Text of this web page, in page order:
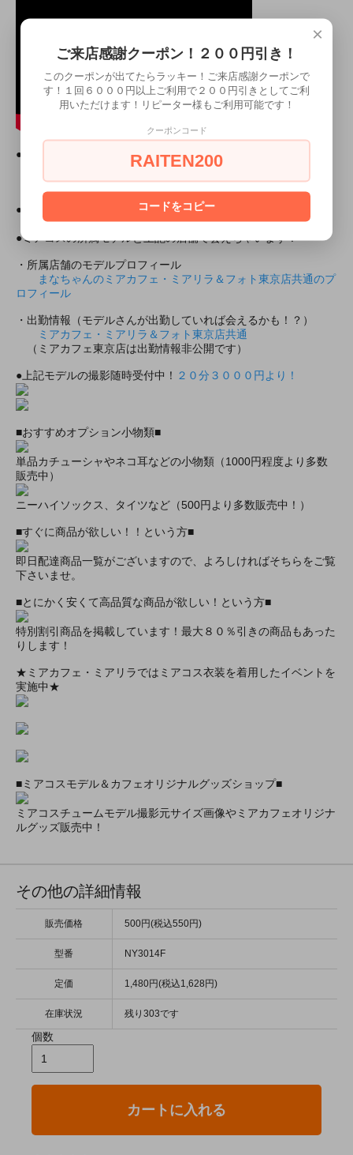
●モデル身長● まな/152cm（Ｍサイズ着用）
まなちゃんがモデルのその他の商品
・モデル所属
●所属
ミアカフェ東京店
ミアリラ＆フォト東京店
●ミアコスの所属モデルと上記の店舗で会えちゃいます！
・所属店舗のモデルプロフィール
まなちゃんのミアカフェ・ミアリラ＆フォト東京店共通のプ
ロフィール
・出勤情報（モデルさんが出勤していれば会えるかも！？）
ミアカフェ・ミアリラ＆フォト東京店共通
（ミアカフェ東京店は出勤情報非公開です）
●上記モデルの撮影随時受付中！ ２０分３０００円より！
■おすすめオプション小物類■
単品カチューシャやネコ耳などの小物類（1000円程度より多数
販売中）
ニーハイソックス、タイツなど（500円より多数販売中！）
■すぐに商品が欲しい！！という方■
即日配達商品一覧がございますので、よろしければそちらをご覧
下さいませ。
■とにかく安くて高品質な商品が欲しい！という方■
特別割引商品を掲載しています！最大８０％引きの商品もあった
りします！
★ミアカフェ・ミアリラではミアコス衣装を着用したイベントを
実施中★
■ミアコスモデル＆カフェオリジナルグッズショップ■
ミアコスチュームモデル撮影元サイズ画像やミアカフェオリジナ
ルグッズ販売中！
その他の詳細情報
販売価格 500円(税込550円)
型番 NY3014F
定価 1,480円(税込1,628円)
在庫状況 残り303です
個数
カートに入れる
×
ご来店感謝クーポン！２００円引き！
このクーポンが出てたらラッキー！ご来店感謝クーポンで
す！１回６０００円以上ご利用で２００円引きとしてご利
用いただけます！リピーター様もご利用可能です！
クーポンコード
RAITEN200
コードをコピー